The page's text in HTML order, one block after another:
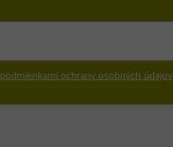
podmienkami ochrany osobných údajov